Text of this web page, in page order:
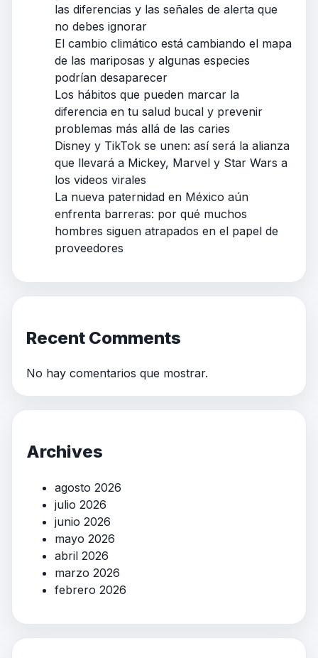
las diferencias y las señales de alerta que
no debes ignorar
El cambio climático está cambiando el mapa
de las mariposas y algunas especies
podrían desaparecer
Los hábitos que pueden marcar la
diferencia en tu salud bucal y prevenir
problemas más allá de las caries
Disney y TikTok se unen: así será la alianza
que llevará a Mickey, Marvel y Star Wars a
los videos virales
La nueva paternidad en México aún
enfrenta barreras: por qué muchos
hombres siguen atrapados en el papel de
proveedores
Recent Comments
No hay comentarios que mostrar.
Archives
agosto 2026
julio 2026
junio 2026
mayo 2026
abril 2026
marzo 2026
febrero 2026